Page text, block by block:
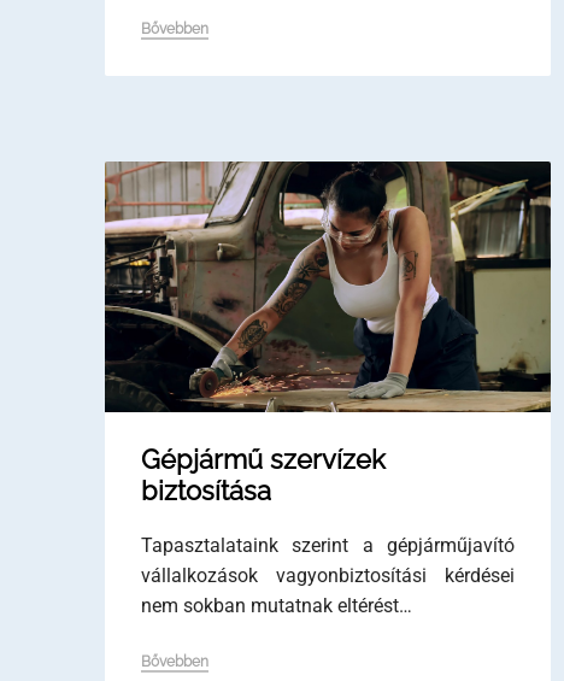
Bővebben
Gépjármű szervízek
biztosítása
Tapasztalataink szerint a gépjárműjavító
vállalkozások vagyonbiztosítási kérdései
nem sokban mutatnak eltérést…
Bővebben